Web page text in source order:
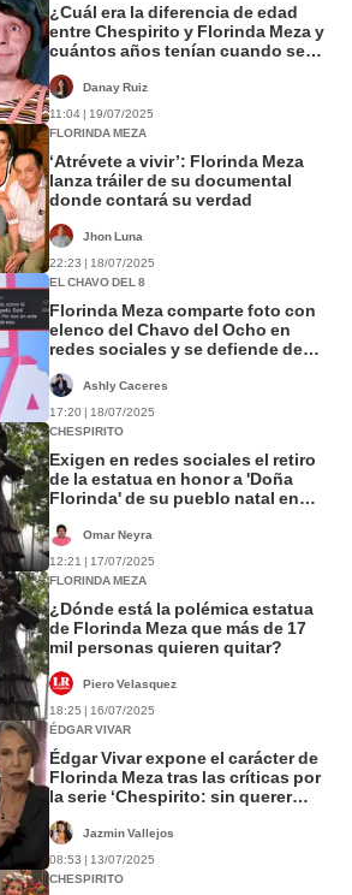
¿Cuál era la diferencia de edad
entre Chespirito y Florinda Meza y
cuántos años tenían cuando se
Danay Ruiz
11:04 | 19/07/2025
FLORINDA MEZA
‘Atrévete a vivir’: Florinda Meza
lanza tráiler de su documental
donde contará su verdad
Jhon Luna
22:23 | 18/07/2025
EL CHAVO DEL 8
Florinda Meza comparte foto con
elenco del Chavo del Ocho en
redes sociales y se defiende de
su legado"
Ashly Caceres
17:20 | 18/07/2025
CHESPIRITO
Exigen en redes sociales el retiro
de la estatua en honor a 'Doña
Florinda' de su pueblo natal en
escultura de la vergüenza”
Omar Neyra
12:21 | 17/07/2025
FLORINDA MEZA
¿Dónde está la polémica estatua
de Florinda Meza que más de 17
mil personas quieren quitar?
Piero Velasquez
18:25 | 16/07/2025
ÉDGAR VIVAR
Édgar Vivar expone el carácter de
Florinda Meza tras las críticas por
la serie ‘Chespirito: sin querer
Jazmin Vallejos
08:53 | 13/07/2025
CHESPIRITO